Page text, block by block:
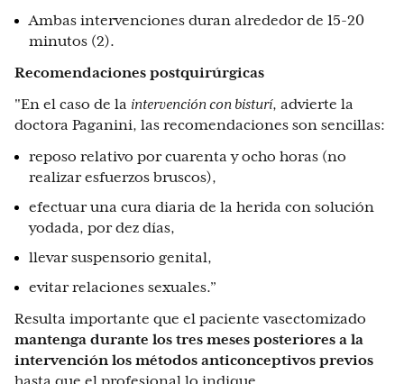
Ambas intervenciones duran alrededor de 15-20
minutos (2).
Recomendaciones postquirúrgicas
"En el caso de la intervención con bisturí, advierte la
doctora Paganini, las recomendaciones son sencillas:
reposo relativo por cuarenta y ocho horas (no
realizar esfuerzos bruscos),
efectuar una cura diaria de la herida con solución
yodada, por dez días,
llevar suspensorio genital,
evitar relaciones sexuales.”
Resulta importante que el paciente vasectomizado
mantenga durante los tres meses posteriores a la
intervención los métodos anticonceptivos previos